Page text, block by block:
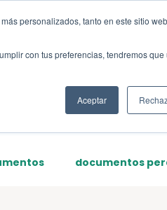
personalizados, tanto en este sitio
con tus preferencias, tendremos que
Aceptar
documentos